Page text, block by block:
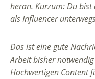
heran. Kurzum: Du
als Influencer
Das ist eine gute
Arbeit bisher
Hochwertigen Content